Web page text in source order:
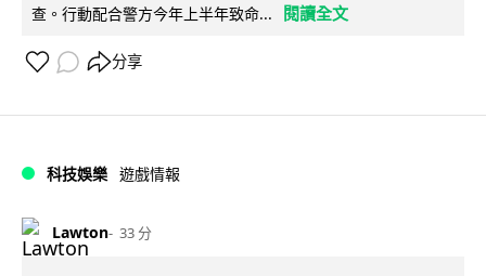
查。行動配合警方今年上半年致命...
閱讀全文
分享
科技娛樂 遊戲情報
Lawton 33 分